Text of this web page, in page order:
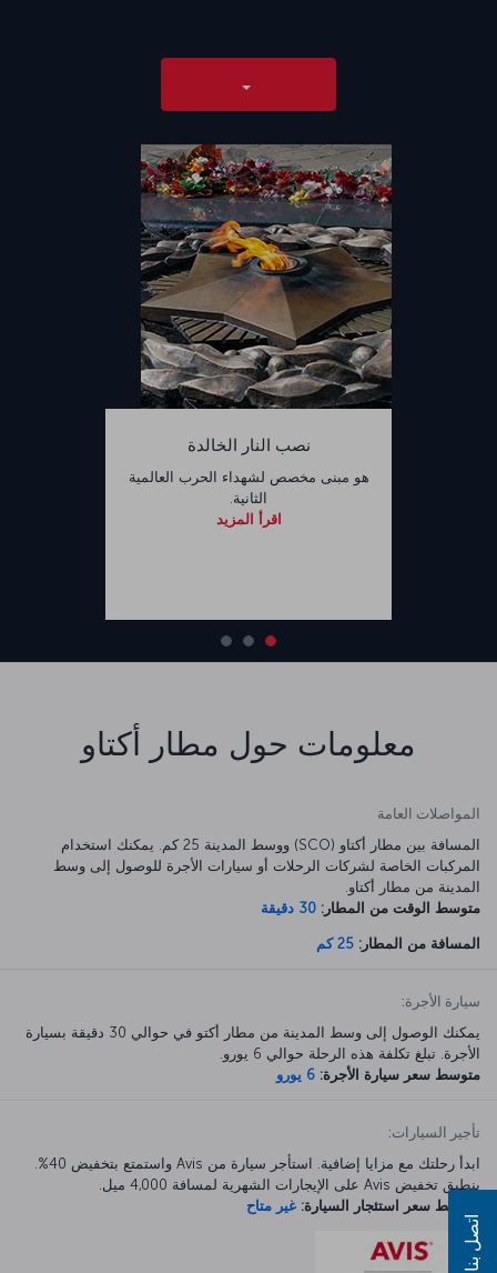
نصب النار الخالدة
هو مبنى مخصص لشهداء الحرب العالمية
الثانية.
اقرأ المزيد
معلومات حول مطار أكتاو
المواصلات العامة
المسافة بين مطار أكتاو (SCO) ووسط المدينة 25 كم. يمكنك استخدام
المركبات الخاصة لشركات الرحلات أو سيارات الأجرة للوصول إلى وسط
المدينة من مطار أكتاو.
متوسط الوقت من المطار: 30 دقيقة
المسافة من المطار: 25 كم
سيارة الأجرة:
يمكنك الوصول إلى وسط المدينة من مطار أكتو في حوالي 30 دقيقة بسيارة
الأجرة. تبلغ تكلفة هذه الرحلة حوالي 6 يورو.
متوسط سعر سيارة الأجرة: 6 يورو
تأجير السيارات:
ابدأ رحلتك مع مزايا إضافية. استأجر سيارة من Avis واستمتع بتخفيض 40%.
ينطبق تخفيض Avis على الإيجارات الشهرية لمسافة 4,000 ميل.
متوسط سعر استئجار السيارة: غير متاح
اتصل بنا